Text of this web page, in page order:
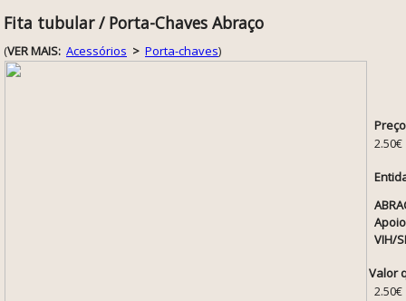
Fita tubular / Porta-Chaves Abraço
(VER MAIS: Acessórios > Porta-chaves)
2.50€
VIH/
Valor
2.50€